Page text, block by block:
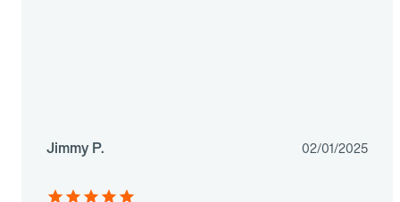
Jimmy P. 02/01/2025